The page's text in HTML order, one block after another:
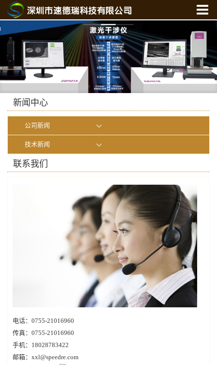
产品中心
新闻中心
新闻中心
公司新闻
技术新闻
联系我们
电话：0755-21016960
传真：0755-21016960
手机：18028783422
邮箱：xxl@speedre.com